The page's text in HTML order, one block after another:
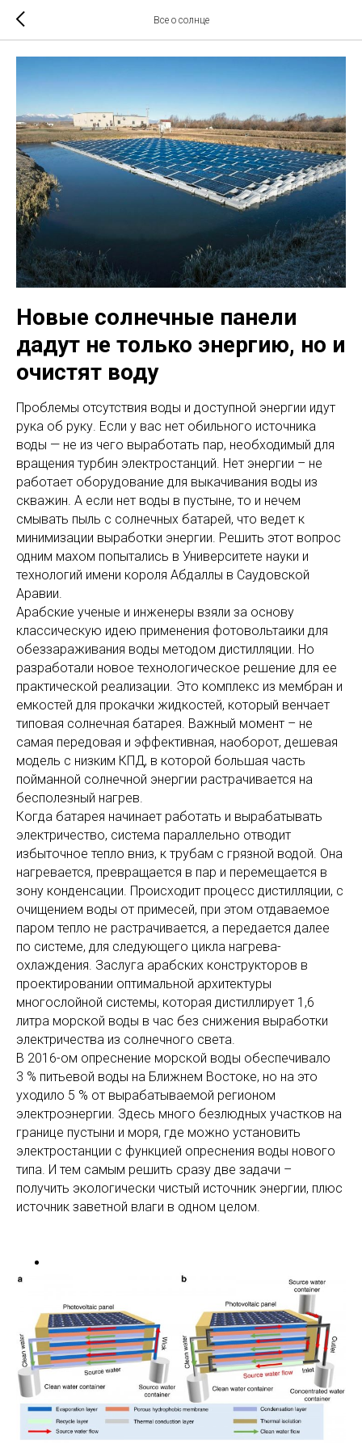
Все о солнце
Новые солнечные панели
дадут не только энергию, но и
очистят воду
Проблемы отсутствия воды и доступной энергии идут
рука об руку. Если у вас нет обильного источника
воды — не из чего выработать пар, необходимый для
вращения турбин электростанций. Нет энергии – не
работает оборудование для выкачивания воды из
скважин. А если нет воды в пустыне, то и нечем
смывать пыль с солнечных батарей, что ведет к
минимизации выработки энергии. Решить этот вопрос
одним махом попытались в Университете науки и
технологий имени короля Абдаллы в Саудовской
Аравии.
Арабские ученые и инженеры взяли за основу
классическую идею применения фотовольтаики для
обеззараживания воды методом дистилляции. Но
разработали новое технологическое решение для ее
практической реализации. Это комплекс из мембран и
емкостей для прокачки жидкостей, который венчает
типовая солнечная батарея. Важный момент – не
самая передовая и эффективная, наоборот, дешевая
модель с низким КПД, в которой большая часть
пойманной солнечной энергии растрачивается на
бесполезный нагрев.
Когда батарея начинает работать и вырабатывать
электричество, система параллельно отводит
избыточное тепло вниз, к трубам с грязной водой. Она
нагревается, превращается в пар и перемещается в
зону конденсации. Происходит процесс дистилляции, с
очищением воды от примесей, при этом отдаваемое
паром тепло не растрачивается, а передается далее
по системе, для следующего цикла нагрева-
охлаждения. Заслуга арабских конструкторов в
проектировании оптимальной архитектуры
многослойной системы, которая дистиллирует 1,6
литра морской воды в час без снижения выработки
электричества из солнечного света.
В 2016-ом опреснение морской воды обеспечивало
3 % питьевой воды на Ближнем Востоке, но на это
уходило 5 % от вырабатываемой регионом
электроэнергии. Здесь много безлюдных участков на
границе пустыни и моря, где можно установить
электростанции с функцией опреснения воды нового
типа. И тем самым решить сразу две задачи –
получить экологически чистый источник энергии, плюс
источник заветной влаги в одном целом.